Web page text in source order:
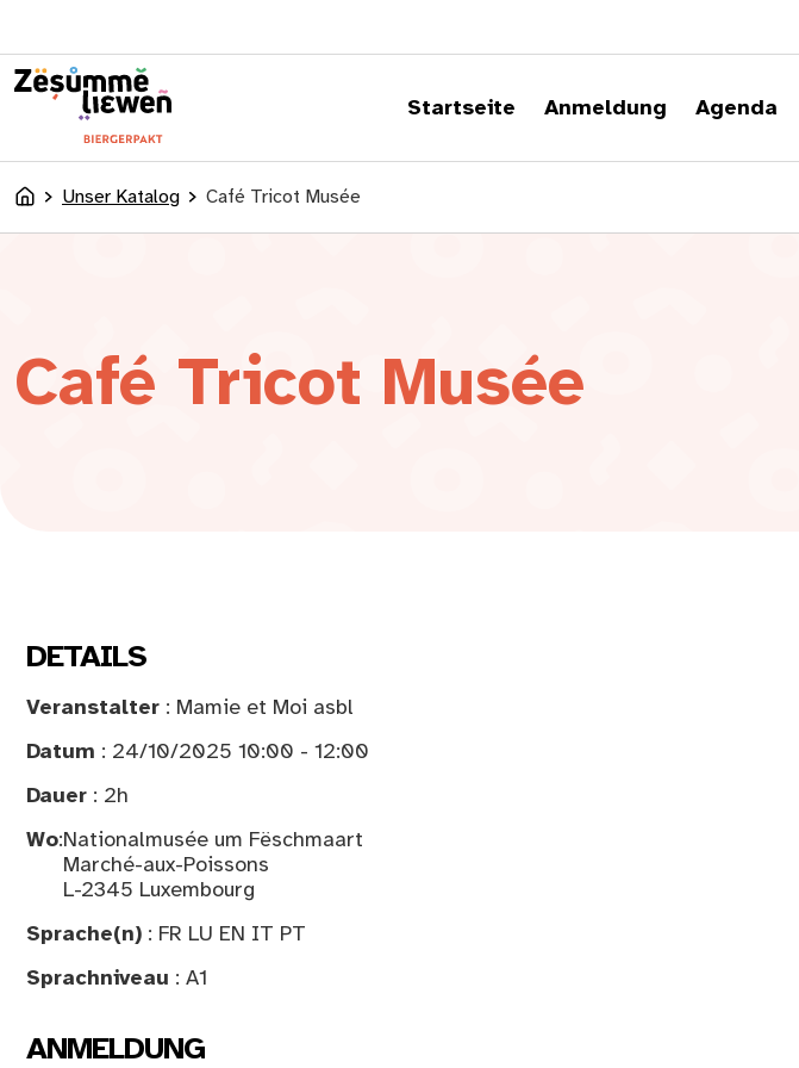
Startseite Anmeldung Agenda
AccueilUnser Katalog Café Tricot Musée
Café Tricot Musée
DETAILS
Veranstalter : Mamie et Moi asbl
Datum : 24/10/2025 10:00 - 12:00
Dauer : 2h
Wo:Nationalmusée um Fëschmaart
Marché-aux-Poissons
L-2345 Luxembourg
Sprache(n) : FR LU EN IT PT
Sprachniveau : A1
ANMELDUNG